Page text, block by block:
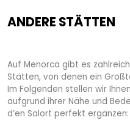
ANDERE STÄTTEN
Auf Menorca gibt es
Stätten, von denen ein
Im Folgenden stellen wir
aufgrund ihrer Nähe und
d’en Salort perfekt ergänzen: